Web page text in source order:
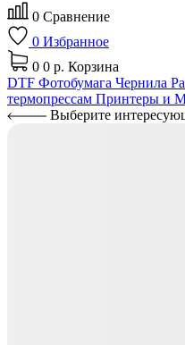
0 Сравнение
0 Избранное
0 0 р. Корзина
DTF Фотобумага Чернила
термопрессам Принтеры и
Выберите